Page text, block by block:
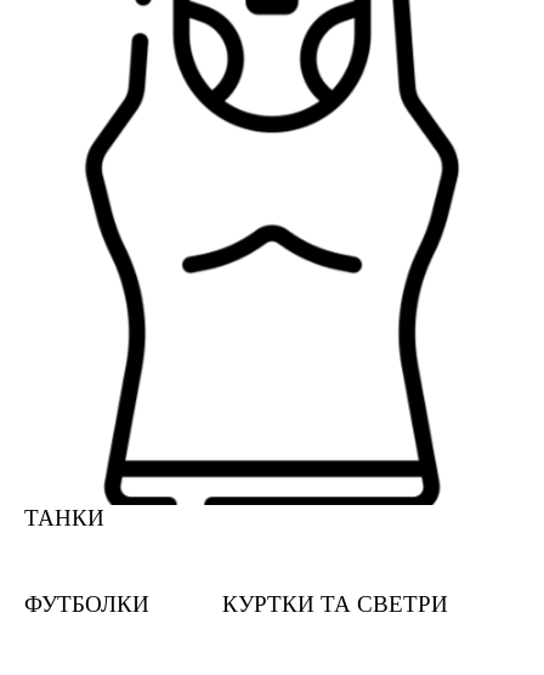
ТАНКИ
ФУТБОЛКИ КУРТКИ ТА СВЕТРИ